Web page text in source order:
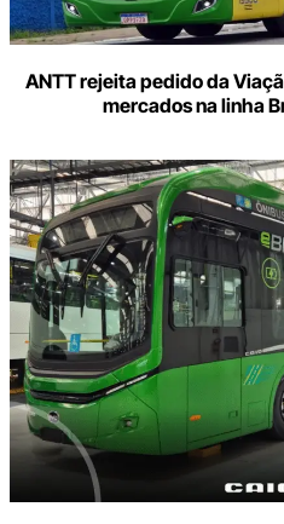
ANTT rejeita pedido da
mercados na linha